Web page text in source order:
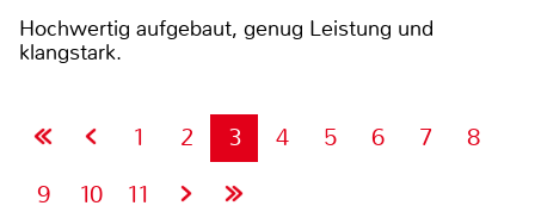
Hochwertig aufgebaut, genug Leistung und
klangstark.
1 2 3 4 5 6 7
8
9
10 11